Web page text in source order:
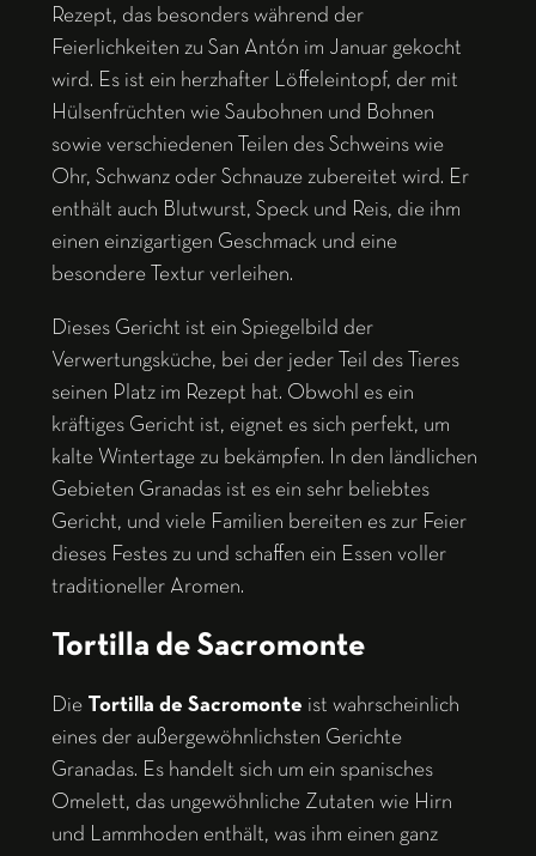
Rezept, das besonders während der
Feierlichkeiten zu San Antón im Januar gekocht
wird. Es ist ein herzhafter Löffeleintopf, der mit
Hülsenfrüchten wie Saubohnen und Bohnen
sowie verschiedenen Teilen des Schweins wie
Ohr, Schwanz oder Schnauze zubereitet wird. Er
enthält auch Blutwurst, Speck und Reis, die ihm
einen einzigartigen Geschmack und eine
besondere Textur verleihen.
Dieses Gericht ist ein Spiegelbild der
Verwertungsküche, bei der jeder Teil des Tieres
seinen Platz im Rezept hat. Obwohl es ein
kräftiges Gericht ist, eignet es sich perfekt, um
kalte Wintertage zu bekämpfen. In den ländlichen
Gebieten Granadas ist es ein sehr beliebtes
Gericht, und viele Familien bereiten es zur Feier
dieses Festes zu und schaffen ein Essen voller
traditioneller Aromen.
Tortilla de Sacromonte
Die Tortilla de Sacromonte ist wahrscheinlich
eines der außergewöhnlichsten Gerichte
Granadas. Es handelt sich um ein spanisches
Omelett, das ungewöhnliche Zutaten wie Hirn
und Lammhoden enthält, was ihm einen ganz